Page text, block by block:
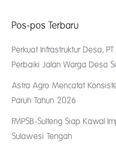
Pos-pos Terbaru
Perkuat Infrastruktur Desa,
Perbaiki Jalan Warga Desa
Astra Agro Mencatat
Paruh Tahun 2026
FMPSB-Sulteng Siap Kawal
Sulawesi Tengah